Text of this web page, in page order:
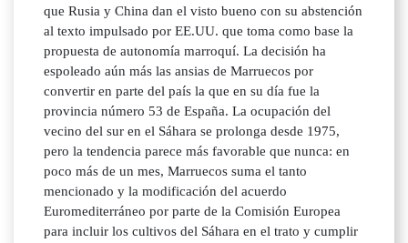
que Rusia y China dan el visto bueno con su abstención
al texto impulsado por EE.UU. que toma como base la
propuesta de autonomía marroquí. La decisión ha
espoleado aún más las ansias de Marruecos por
convertir en parte del país la que en su día fue la
provincia número 53 de España. La ocupación del
vecino del sur en el Sáhara se prolonga desde 1975,
pero la tendencia parece más favorable que nunca: en
poco más de un mes, Marruecos suma el tanto
mencionado y la modificación del acuerdo
Euromediterráneo por parte de la Comisión Europea
para incluir los cultivos del Sáhara en el trato y cumplir